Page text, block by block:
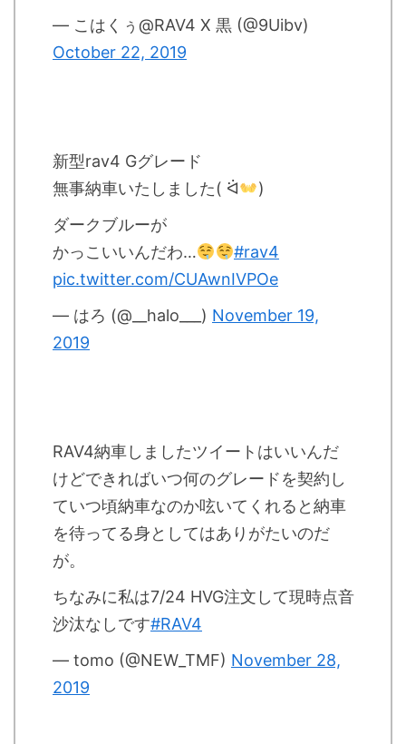
— こはくぅ@RAV4 X 黒 (@9Uibv)
October 22, 2019
新型rav4 Gグレード
無事納車いたしました( ᐛ
)
ダークブルーが
かっこいいんだわ…
#rav4
pic.twitter.com/CUAwnIVPOe
— はろ (@__halo___) November 19,
2019
RAV4納車しましたツイートはいいんだ
けどできればいつ何のグレードを契約し
ていつ頃納車なのか呟いてくれると納車
を待ってる身としてはありがたいのだ
が。
ちなみに私は7/24 HVG注文して現時点音
沙汰なしです#RAV4
— tomo (@NEW_TMF) November 28,
2019